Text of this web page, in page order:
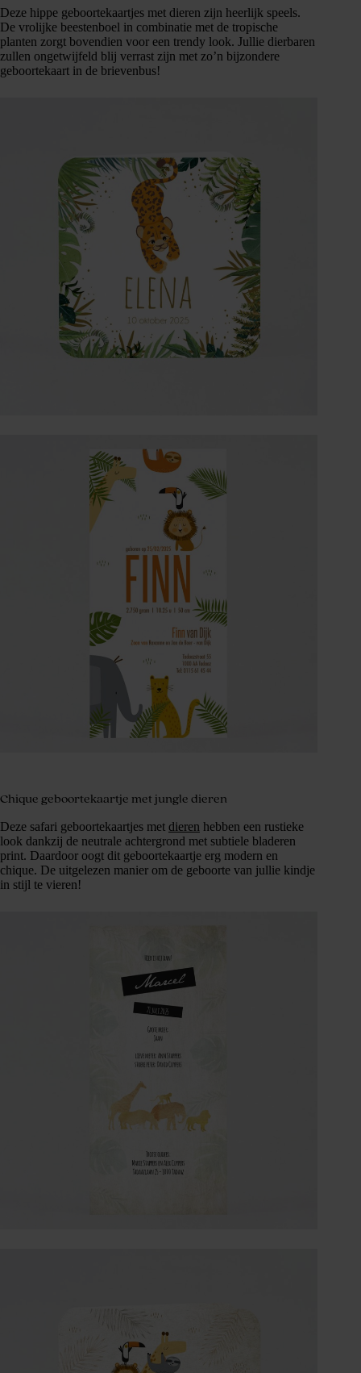
Deze hippe geboortekaartjes met dieren zijn heerlijk speels.
De vrolijke beestenboel in combinatie met de tropische
planten zorgt bovendien voor een trendy look. Jullie dierbaren
zullen ongetwijfeld blij verrast zijn met zo’n bijzondere
geboortekaart in de brievenbus!
Chique geboortekaartje met jungle dieren
Deze safari geboortekaartjes met dieren hebben een rustieke
look dankzij de neutrale achtergrond met subtiele bladeren
print. Daardoor oogt dit geboortekaartje erg modern en
chique. De uitgelezen manier om de geboorte van jullie kindje
in stijl te vieren!